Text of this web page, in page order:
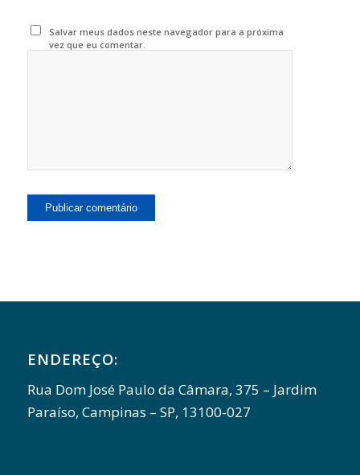
Salvar meus dados neste navegador para a próxima
vez que eu comentar.
ENDEREÇO:
Rua Dom José Paulo da Câmara, 375 – Jardim
Paraíso, Campinas – SP, 13100-027